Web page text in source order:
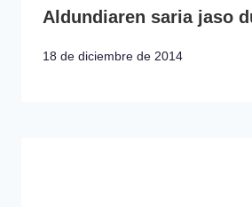
Aldundiaren saria jaso
18 de diciembre de 2014